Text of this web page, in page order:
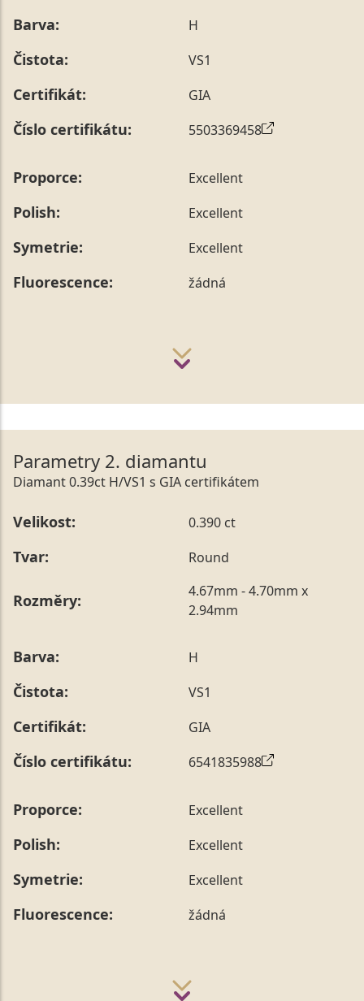
Barva: H
Čistota: VS1
Certifikát: GIA
Číslo certifikátu: 5503369458
Proporce: Excellent
Polish: Excellent
Symetrie: Excellent
Fluorescence: žádná
Parametry 2. diamantu
Diamant 0.39ct H/VS1 s GIA certifikátem
Velikost: 0.390 ct
Tvar: Round
Rozměry:
4.67mm - 4.70mm x
2.94mm
Barva: H
Čistota: VS1
Certifikát: GIA
Číslo certifikátu: 6541835988
Proporce: Excellent
Polish: Excellent
Symetrie: Excellent
Fluorescence: žádná